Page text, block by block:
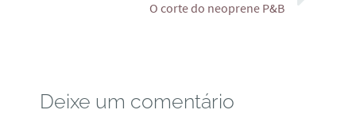
O corte do neoprene P&B
Deixe um comentário